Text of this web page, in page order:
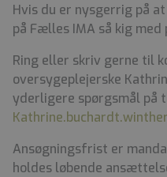
Hvis du er nysgerrig på
på Fælles IMA så kig
Ring eller skriv gerne til
oversygeplejerske
yderligere spørgsmål på
Ansøgningsfrist er
holdes løbende